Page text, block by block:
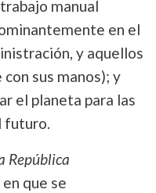
manual
en el
y aquellos
sus manos); y
el planeta para las
futuro.
República
que se